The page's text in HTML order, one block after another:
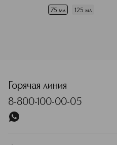
75 мл 125 мл
Горячая линия
8-800-100-00-05